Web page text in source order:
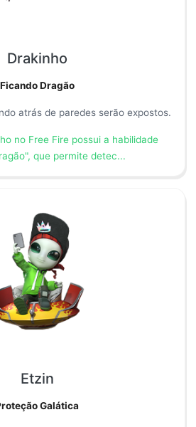
Drakinho
Ficando Dragão
atrás de paredes serão expostos.
no Free Fire possui a habilidade
que permite detec...
Etzin
Galática